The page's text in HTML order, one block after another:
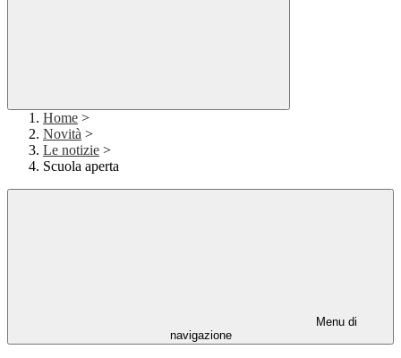
Home >
Novità >
Le notizie >
Scuola aperta
Menu di
navigazione